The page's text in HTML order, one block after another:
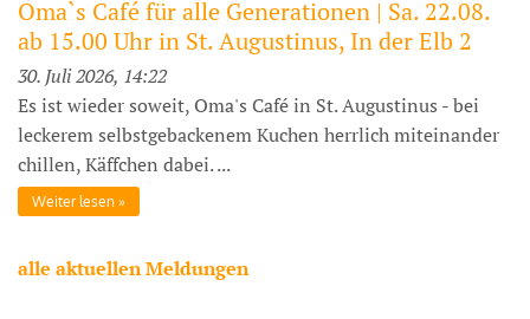
Oma`s Café für alle Generationen | Sa. 22.08.
ab 15.00 Uhr in St. Augustinus, In der Elb 2
30. Juli 2026, 14:22
Es ist wieder soweit, Oma's Café in St. Augustinus - bei
leckerem selbstgebackenem Kuchen herrlich miteinander
chillen, Käffchen dabei. ...
Weiter lesen
alle aktuellen Meldungen